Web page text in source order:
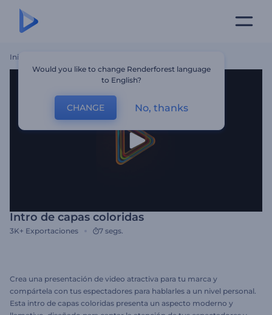
Inicio
Intro de capas coloridas
3K+ Exportaciones 7 segs.
Crea una presentación de video atractiva para tu marca y
compártela con tus espectadores para hablarles a un nivel personal.
Esta intro de capas coloridas presenta un aspecto moderno y
Would you like to change Renderforest language
to English?
CHANGE No, thanks